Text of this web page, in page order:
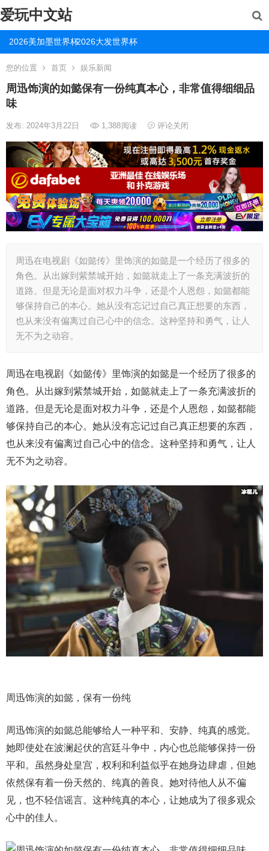
爱玩中文站
2026美加墨世界杯2026大发世界杯
您的位置 首页 娱乐新闻
周迅饰演的如懿保有一份纯真本心，非常值得细细品
味
发布: 2024年3月22日 1,388阅读 评论关闭
周迅在电视剧《如懿传》里饰演的如懿是一个经历了很多的
角色。从出嫁到紫禁城开始，如懿就走上了一条充满波折的
道路。但是无论是面对权力斗争，还是个人恩怨，如懿都能
够保持自己的本心。她从没有忘记过自己真正想要的东西，
也从来没有偏离过自己心中的信念。这种坚持和勇气，让人
无不为之动容。
周迅在电视剧《如懿传》里饰演的如懿是一个经历了很多的
角色。从出嫁到紫禁城开始，如懿就走上了一条充满波折的
道路。但是无论是面对权力斗争，还是个人恩怨，如懿都能
够保持自己的本心。她从没有忘记过自己真正想要的东西，
也从来没有偏离过自己心中的信念。这种坚持和勇气，让人
无不为之动容。
周迅饰演的如懿，保有一份纯
周迅饰演的如懿总能够给人一种平和、安静、纯真的感觉。
她即使处在波澜起伏的宫廷斗争中，内心也总能够保持一份
平和。虽然身处皇宫，权利和利益似乎在她身边肆虐，但她
依然保有着一份天然的、纯真的善良。她对待他人从不偏
见，也不轻信谣言。这种纯真的本心，让她成为了很多观众
心中的佳人。